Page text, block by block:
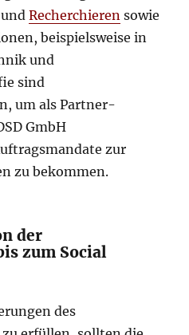
undRecherchieren sowie
beispielsweise in
und
sind
um als Partner-
GmbH
zur
zu bekommen.
der
zum Social
des